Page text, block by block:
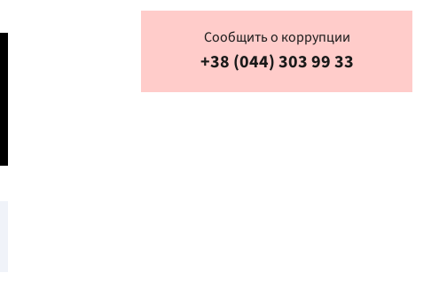
Сообщить о коррупции
+38 (044) 303 99 33